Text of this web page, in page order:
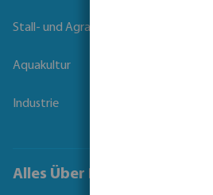
Stall- und Agrartechnik
Aquakultur
Industrie
Alles Über Bevo